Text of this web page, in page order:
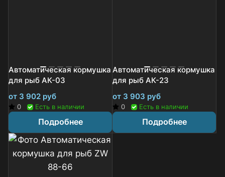
Автоматическая кормушка
для рыб АК-03
от 3 902 руб
0 Есть в наличии
Подробнее
Автоматическая кормушка
для рыб АК-23
от 3 903 руб
0 Есть в наличии
Подробнее